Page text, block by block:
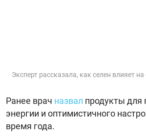
Эксперт рассказала, как селен влияет
Ранее врач назвал продукты для
энергии и оптимистичного
время года.